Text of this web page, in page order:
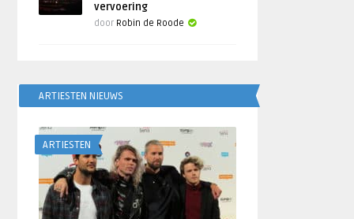
vervoering
door Robin de Roode
ARTIESTEN NIEUWS
ARTIESTEN